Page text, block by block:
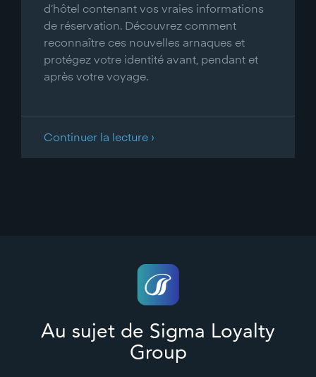
d’hôtel contenant vos vraies informations
de réservation. Découvrez comment
reconnaître ces nouvelles arnaques et
protégez votre identité avant, pendant et
après votre voyage.
Continuer la lecture ›
Au sujet de Sigma Loyalty
Group